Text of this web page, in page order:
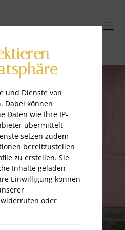
und Dienste von
Dabei können
Daten wie Ihre IP-
übermittelt
setzen zudem
bereitzustellen
zu erstellen. Sie
Inhalte geladen
Einwilligung können
oder